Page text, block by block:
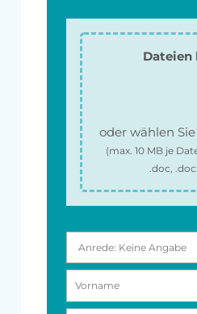
Dateien
oder wählen
(max.10 MB je
.doc,